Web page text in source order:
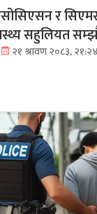
र
सहुलियत
२१ श्रावण २०८३, २१:२४